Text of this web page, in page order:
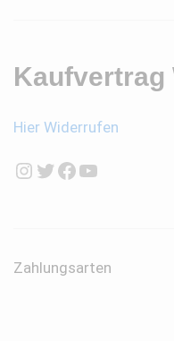
Kaufvertrag
Hier Widerrufen
Instagram
Twitter
Facebook
YouTube
Zahlungsarten